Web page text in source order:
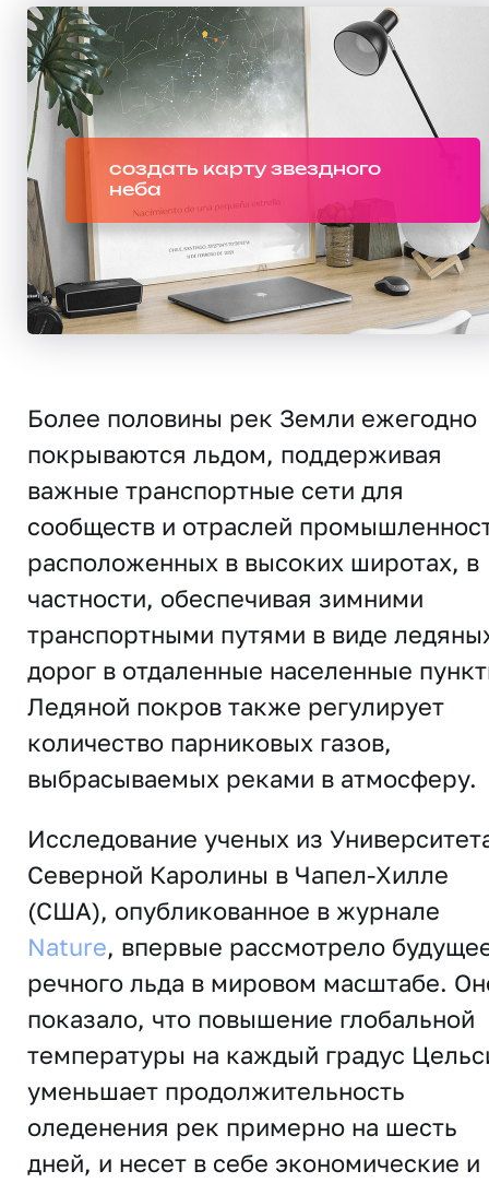
создать карту звездного
неба
Более половины рек Земли ежегодно
покрываются льдом, поддерживая
важные транспортные сети для
сообществ и отраслей
расположенных в высоких широтах, в
частности, обеспечивая зимними
транспортными путями в виде
дорог в отдаленные населенные
Ледяной покров также регулирует
количество парниковых газов,
выбрасываемых реками в атмосферу.
Исследование ученых из
Северной Каролины в Чапел-Хилле
(США), опубликованное в журнале
Nature, впервые рассмотрело
речного льда в мировом масштабе.
показало, что повышение глобальной
температуры на каждый градус
уменьшает продолжительность
оледенения рек примерно на шесть
дней, и несет в себе экономические и